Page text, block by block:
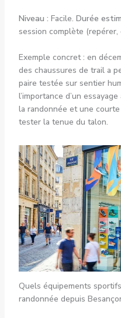
Niveau : Facile. Durée
session complète (repérer,
Exemple concret : en
des chaussures de trail a
paire testée sur sentier
l’importance d’un
la randonnée et une courte
tester la tenue du talon.
Quels équipements
randonnée depuis